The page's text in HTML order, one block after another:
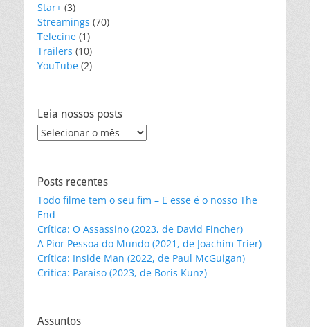
Star+ (3)
Streamings (70)
Telecine (1)
Trailers (10)
YouTube (2)
Leia nossos posts
Leia
Posts recentes
Todo filme tem o seu fim – E esse é o nosso The
End
Crítica: O Assassino (2023, de David Fincher)
A Pior Pessoa do Mundo (2021, de Joachim Trier)
Crítica: Inside Man (2022, de Paul McGuigan)
Crítica: Paraíso (2023, de Boris Kunz)
Assuntos